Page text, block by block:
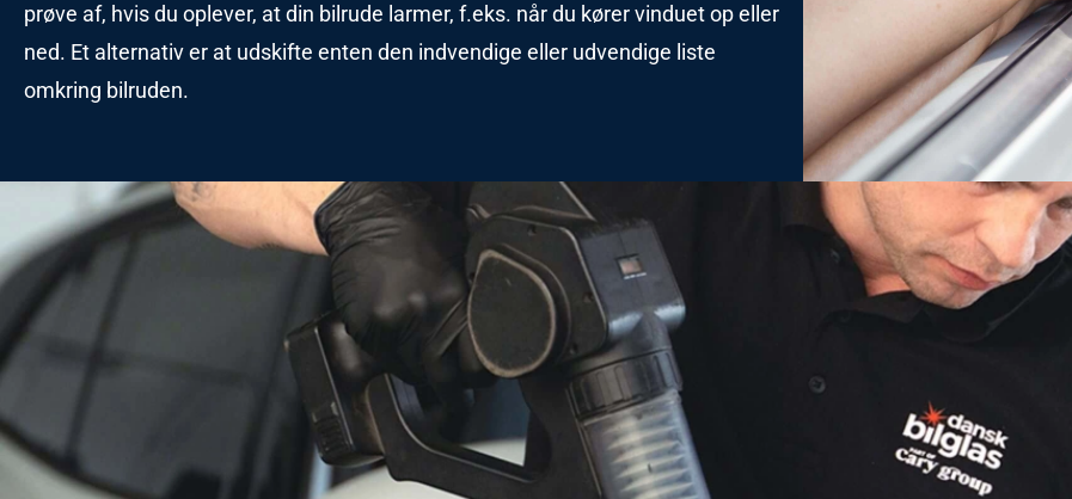
prøve af, hvis du oplever, at din bilrude larmer, f.eks. når du kører vinduet op eller
ned. Et alternativ er at udskifte enten den indvendige eller udvendige liste
omkring bilruden.